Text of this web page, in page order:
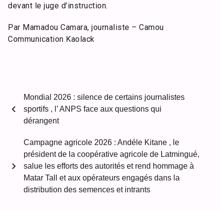
devant le juge d’instruction.
Par Mamadou Camara, journaliste – Camou
Communication Kaolack
chevron_left
Mondial 2026 : silence de certains journalistes
sportifs , l’ ANPS face aux questions qui
dérangent
Campagne agricole 2026 : Andéle Kitane , le
président de la coopérative agricole de Latmingué,
salue les efforts des autorités et rend hommage à
Matar Tall et aux opérateurs engagés dans la
distribution des semences et intrants
chevron_right